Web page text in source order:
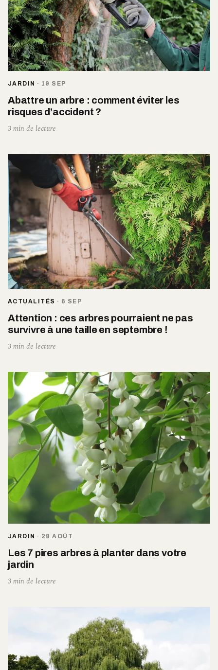
JARDIN · 19 SEP
Abattre un arbre : comment éviter les
risques d’accident ?
3 min de lecture
ACTUALITÉS · 6 SEP
Attention : ces arbres pourraient ne pas
survivre à une taille en septembre !
3 min de lecture
JARDIN · 28 AOÛT
Les 7 pires arbres à planter dans votre
jardin
3 min de lecture